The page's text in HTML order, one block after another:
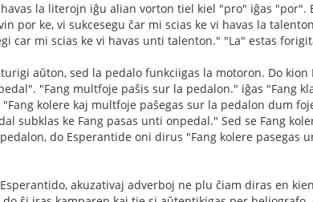
la literojn iĝu alian vorton tiel kiel "pro" iĝas "por".
por ke, vi sukcesegu ĉar mi scias ke vi havas la
car mi scias ke vi havas unti talenton." "La" estas
aŭton, sed la pedalo funkciigas la motoron. Do kion
"Fang multfoje paŝis sur la pedalon." iĝas "Fang
kolere kaj multfoje paŝegas sur la pedalon dum
subklas ke Fang pasas unti onpedal." Sed se Fang
do Esperantide oni dirus "Fang kolere pasegas
akuzativaj adverboj ne plu ĉiam diras en